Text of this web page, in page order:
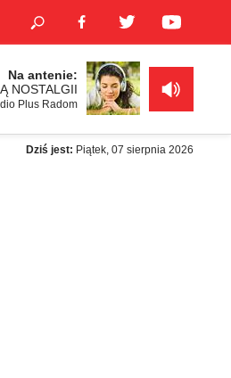
Na antenie:
NOSTALGII
Plus Radom
Dziś jest: Piątek, 07 sierpnia 2026